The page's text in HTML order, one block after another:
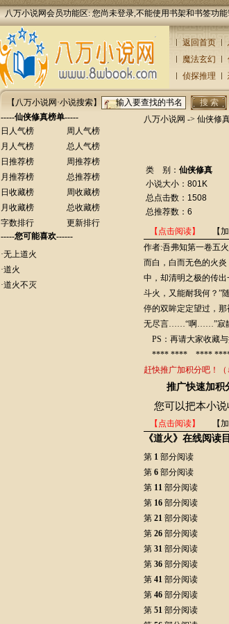
八万小说网会员功能区: 您尚未登录,不能使用书架和书签功
返回首页
魔法玄幻
侦探推理
【八万小说网·小说搜索】
-----仙侠修真榜单-----
日人气榜
周人气榜
月人气榜
总人气榜
日推荐榜
周推荐榜
月推荐榜
总推荐榜
日收藏榜
周收藏榜
月收藏榜
总收藏榜
字数排行
更新排行
-----您可能喜欢------
·无上道火
·道火
·道火不灭
八万小说网 -> 仙侠修
类 别： 仙侠修真
小说大小：801K
总点击数：1508
总推荐数：6
【点击阅读】
【
作者:吾弗知第一卷五
而白，白而无色的火
中，却清明之极的传
斗火，又能耐我何？”
停的双眸定定望过，
无尽言……“啊……”寂静
PS：再请大家收藏与
**** **** ****
赶快推广加积分吧！（
推广快速加积
您可以把本小说
【点击阅读】 【
《道火》在线阅读
第 1 部分阅读
第 6 部分阅读
第 11 部分阅读
第 16 部分阅读
第 21 部分阅读
第 26 部分阅读
第 31 部分阅读
第 36 部分阅读
第 41 部分阅读
第 46 部分阅读
第 51 部分阅读